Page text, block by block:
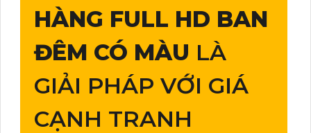
HÀNG FULL HD BAN
ĐÊM CÓ MÀU LÀ
GIẢI PHÁP VỚI GIÁ
CẠNH TRANH